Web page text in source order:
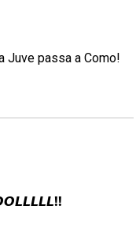
Juve passa a Como!